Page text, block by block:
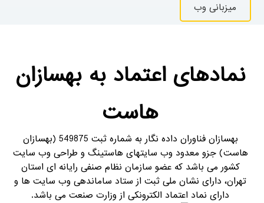
میزبانی وب
نمادهای اعتماد به بهسازان
هاست
بهسازان فناوران داده نگار به شماره ثبت 549875 (بهسازان
هاست) جزو معدود وب سایتهای هاستینگ و طراحی وب سایت
کشور می باشد که عضو سازمان نظام صنفی رایانه ای استان
تهران، دارای نشان ملی ثبت از ستاد ساماندهی وب سایت ها و
دارای نماد اعتماد الکترونکی از وزارت صنعت می باشد.